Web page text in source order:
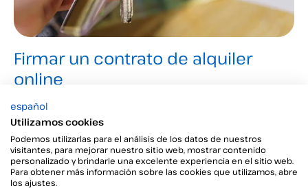
Firmar un contrato de alquiler
online
Firma contratos de alquiler online fácilmente...
Sector inmobiliario
español
Utilizamos cookies
Podemos utilizarlas para el análisis de los datos de nuestros
visitantes, para mejorar nuestro sitio web, mostrar contenido
personalizado y brindarle una excelente experiencia en el sitio web.
Para obtener más información sobre las cookies que utilizamos, abre
los ajustes.